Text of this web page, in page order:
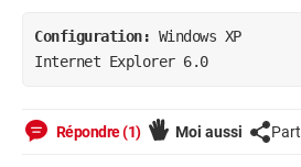
Configuration: Windows XP
Internet Explorer 6.0
Répondre (1) Moi aussi